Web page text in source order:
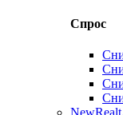
Спрос
New